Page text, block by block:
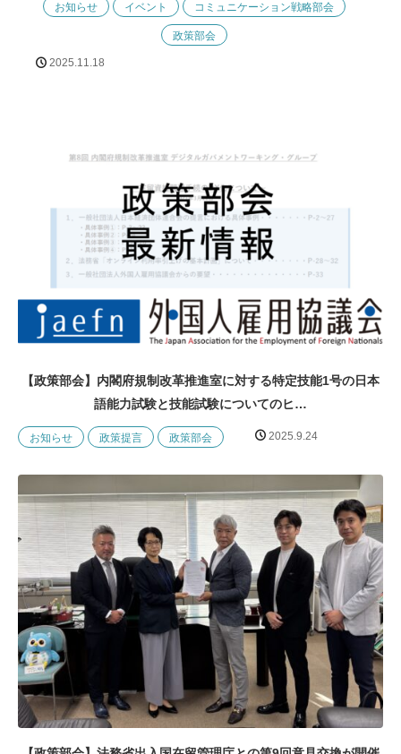
お知らせ イベント コミュニケーション戦略部会
政策部会
2025.11.18
【政策部会】内閣府規制改革推進室に対する特定技能1号の日本
語能力試験と技能試験についてのヒ…
お知らせ 政策提言 政策部会 2025.9.24